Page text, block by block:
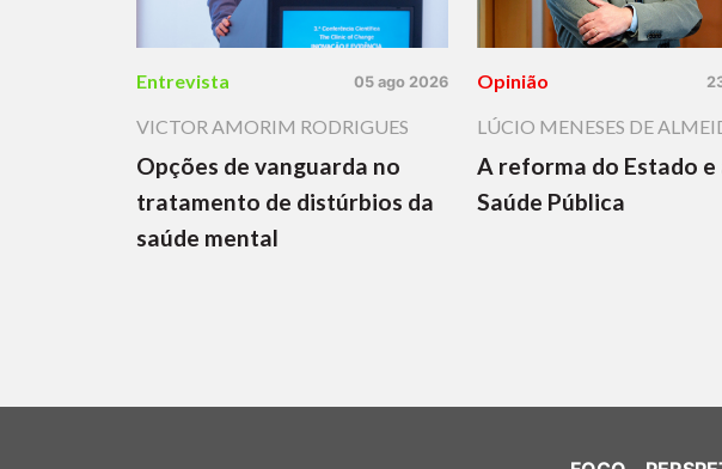
Entrevista 05 ago 2026
VICTOR AMORIM RODRIGUES
Opções de vanguarda no
tratamento de distúrbios da
saúde mental
Opinião
LÚCIO MENESES DE
A reforma do Estado e
Saúde Pública